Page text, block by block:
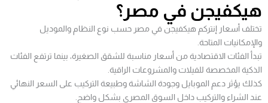
هيكفيجن في مصر؟
تختلف أسعار إنتركم هيكفيجن في مصر حسب نوع النظام والموديل
والإمكانيات المتاحة.
تبدأ الفئات الاقتصادية من أسعار مناسبة للشقق الصغيرة، بينما ترتفع الفئات
الذكية المخصصة للفيلات والمشروعات الراقية.
كذلك يؤثر دعم الموبايل وجودة الشاشة وطبيعة التركيب على السعر النهائي
عند الشراء والتركيب داخل السوق المصري بشكل واضح.